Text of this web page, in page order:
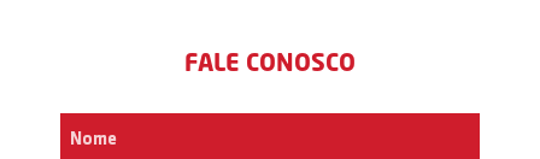
FALE CONOSCO